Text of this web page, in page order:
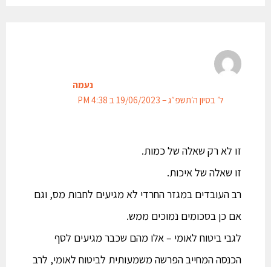
נעמה
ל׳ בסיון ה׳תשפ״ג – 19/06/2023 ב 4:38 PM
זו לא רק שאלה של כמות.
זו שאלה של איכות.
רב העובדים במגזר החרדי לא מגיעים לחבות מס, וגם
אם כן בסכומים נמוכים ממש.
לגבי ביטוח לאומי – אלו מהם שכבר מגיעים לסף
הכנסה המחייב הפרשה משמעותית לביטוח לאומי, לרב